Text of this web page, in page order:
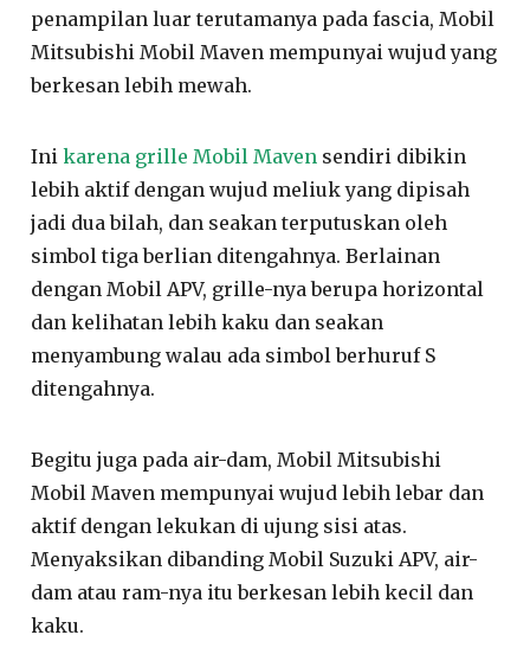
penampilan luar terutamanya pada fascia, Mobil
Mitsubishi Mobil Maven mempunyai wujud yang
berkesan lebih mewah.
Inikarena grille Mobil Maven sendiri dibikin
lebih aktif dengan wujud meliuk yang dipisah
jadi dua bilah, dan seakan terputuskan oleh
simbol tiga berlian ditengahnya. Berlainan
dengan Mobil APV, grille-nya berupa horizontal
dan kelihatan lebih kaku dan seakan
menyambung walau ada simbol berhuruf S
ditengahnya.
Begitu juga pada air-dam, Mobil Mitsubishi
Mobil Maven mempunyai wujud lebih lebar dan
aktif dengan lekukan di ujung sisi atas.
Menyaksikan dibanding Mobil Suzuki APV, air-
dam atau ram-nya itu berkesan lebih kecil dan
kaku.